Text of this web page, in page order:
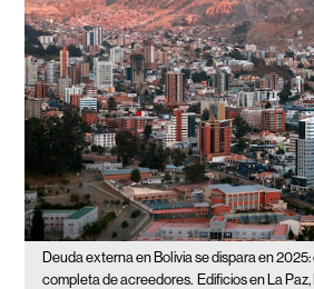
Deuda externa en Bolivia se dispara en 2025:
completa de acreedores. Edificios en La